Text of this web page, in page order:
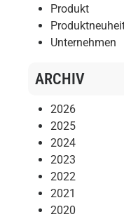
Produkt
Unternehmen
ARCHIV
2026
2025
2024
2023
2022
2021
2020